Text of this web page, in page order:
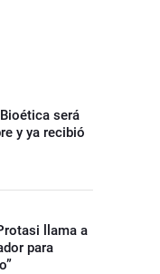
será
y ya recibió
llama a
para